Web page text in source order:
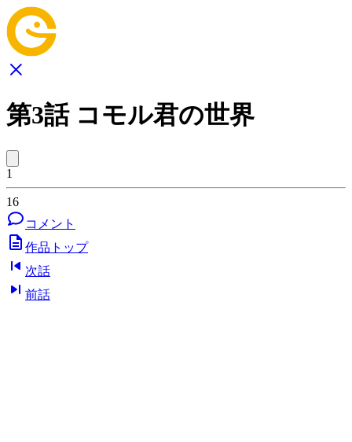
第3話 コモル君の世界
1
16
コメント
作品トップ
次話
前話